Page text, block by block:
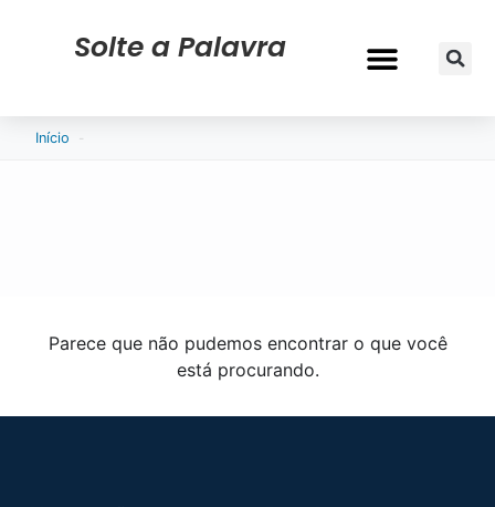
Solte a Palavra
Início -
Parece que não pudemos encontrar o que você
está procurando.